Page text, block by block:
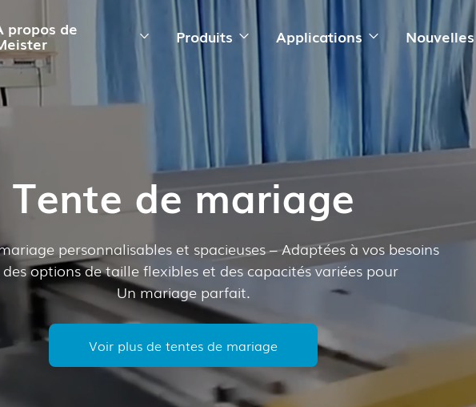
propos de Produits Applications Nouvelles
Tente de mariage
personnalisables et spacieuses – Adaptées à vos besoins
options de taille flexibles et des capacités variées pour
Un mariage parfait.
Voir plus de tentes de mariage